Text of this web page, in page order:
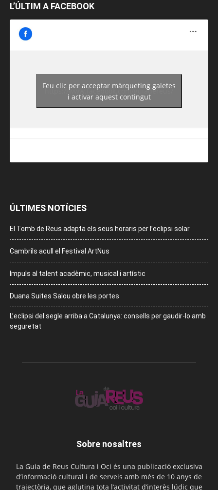
L’ÚLTIM A FACEBOOK
https://www.facebook.com/guiadereus/
Feu clic per acceptar màrqueting galetes
i activar aquest contingut
ÚLTIMES NOTÍCIES
El Tomb de Reus adapta els seus horaris per l’eclipsi solar
Cambrils acull el Festival ArtNus
Impuls al talent acadèmic, musical i artístic
Duana Suites Salou obre les portes
L’eclipsi del segle arriba a Catalunya: consells per gaudir-lo amb
seguretat
Sobre nosaltres
La Guia de Reus Cultura i Oci és una publicació exclusiva
d’informació cultural i de serveis amb més de 10 anys de
trajectòria, que aglutina tota l’activitat d’interès lúdic que